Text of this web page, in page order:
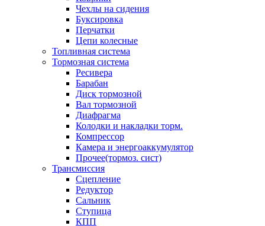
Чехлы на сидения
Буксировка
Перчатки
Цепи колесные
Топливная система
Тормозная система
Ресивера
Барабан
Диск тормозной
Вал тормозной
Диафрагма
Колодки и накладки торм.
Компрессор
Камера и энергоаккумулятор
Прочее(тормоз. сист)
Трансмиссия
Сцепление
Редуктор
Сальник
Ступица
КПП